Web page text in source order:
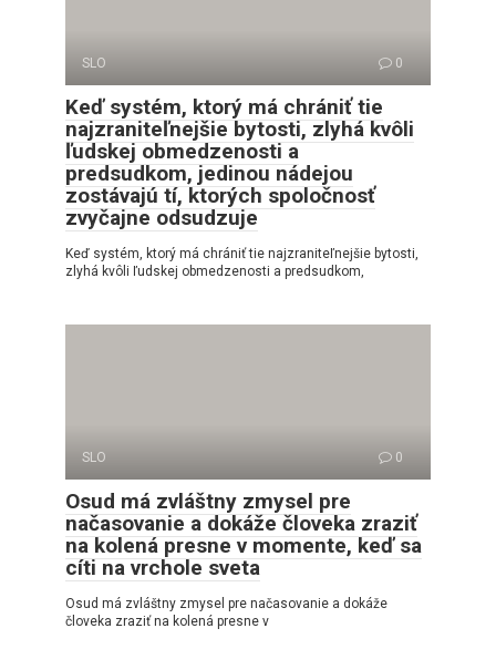
SLO 0
Keď systém, ktorý má chrániť tie
najzraniteľnejšie bytosti, zlyhá kvôli
ľudskej obmedzenosti a
predsudkom, jedinou nádejou
zostávajú tí, ktorých spoločnosť
zvyčajne odsudzuje
Keď systém, ktorý má chrániť tie najzraniteľnejšie bytosti,
zlyhá kvôli ľudskej obmedzenosti a predsudkom,
SLO 0
Osud má zvláštny zmysel pre
načasovanie a dokáže človeka zraziť
na kolená presne v momente, keď sa
cíti na vrchole sveta
Osud má zvláštny zmysel pre načasovanie a dokáže
človeka zraziť na kolená presne v